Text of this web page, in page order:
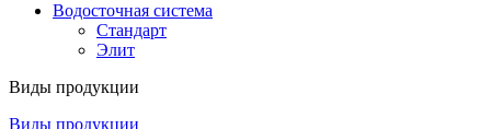
Водосточная система
Стандарт
Элит
Виды продукции
Виды продукции